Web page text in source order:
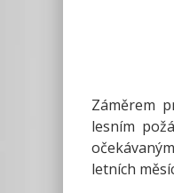
Záměrem
lesním
letních